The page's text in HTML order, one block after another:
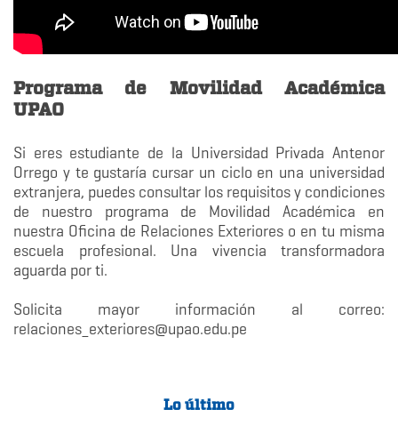
Programa de Movilidad Académica
UPAO
Si eres estudiante de la Universidad Privada Antenor
Orrego y te gustaría cursar un ciclo en una universidad
extranjera, puedes consultar los requisitos y condiciones
de nuestro programa de Movilidad Académica en
nuestra Oficina de Relaciones Exteriores o en tu misma
escuela profesional. Una vivencia transformadora
aguarda por ti.
Solicita mayor información al correo:
relaciones_exteriores@upao.edu.pe
Lo último